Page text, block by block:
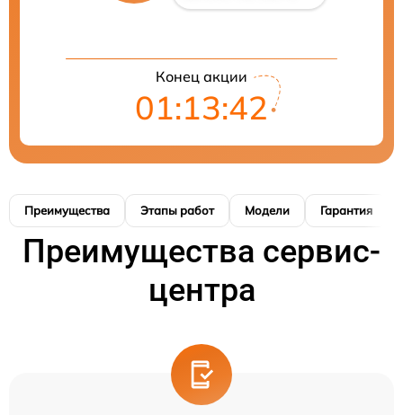
Конец акции
01:13:41
Преимущества Этапы работ Модели Гарантия
Преимущества сервис-
центра